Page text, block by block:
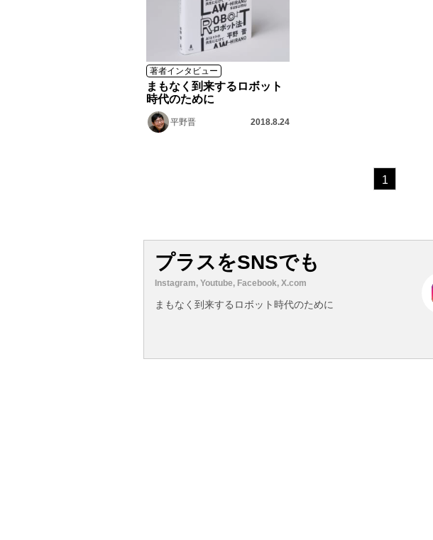
著者インタビュー
まもなく到来するロボット
時代のために
平野晋 2018.8.24
1
プラスをSNSでも
Instagram, Youtube, Facebook, X.com
まもなく到来するロボット時代のために